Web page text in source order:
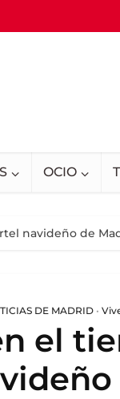
OCIO
navideño de
DE MADRID •
el